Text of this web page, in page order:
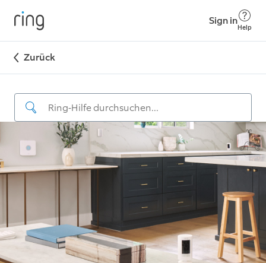
Sign in
Help
Zurück